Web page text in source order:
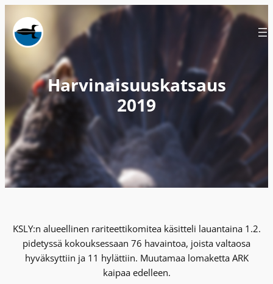
sisältöön
Harvinaisuuskatsaus
2019
KSLY:n alueellinen rariteettikomitea käsitteli lauantaina 1.2.
pidetyssä kokouksessaan 76 havaintoa, joista valtaosa
hyväksyttiin ja 11 hylättiin. Muutamaa lomaketta ARK
kaipaa edelleen.